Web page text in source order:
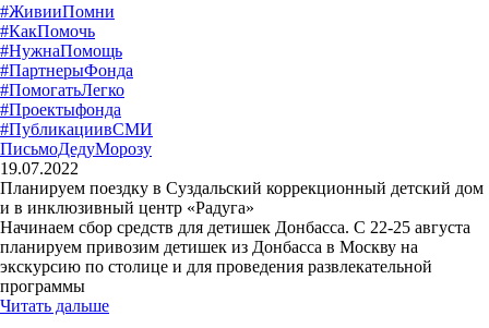
#ЖивииПомни
#КакПомочь
#НужнаПомощь
#ПартнерыФонда
#ПомогатьЛегко
#Проектыфонда
#ПубликациивСМИ
ПисьмоДедуМорозу
19.07.2022
Планируем поездку в Суздальский коррекционный детский дом
и в инклюзивный центр «Радуга»
Начинаем сбор средств для детишек Донбасса. С 22-25 августа
планируем привозим детишек из Донбасса в Москву на
экскурсию по столице и для проведения развлекательной
программы
Читать дальше